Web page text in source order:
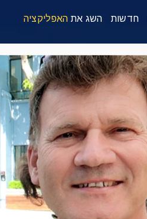
חדשות השג את האפליקציה